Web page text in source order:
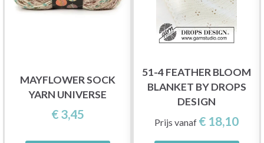
MAYFLOWER SOCK
YARN UNIVERSE
€ 3,45
51-4 FEATHER BLOOM
BLANKET BY DROPS
DESIGN
Prijs vanaf € 18,10